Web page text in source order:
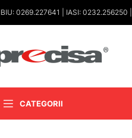
0269.227641 | IASI:
CATEGORII